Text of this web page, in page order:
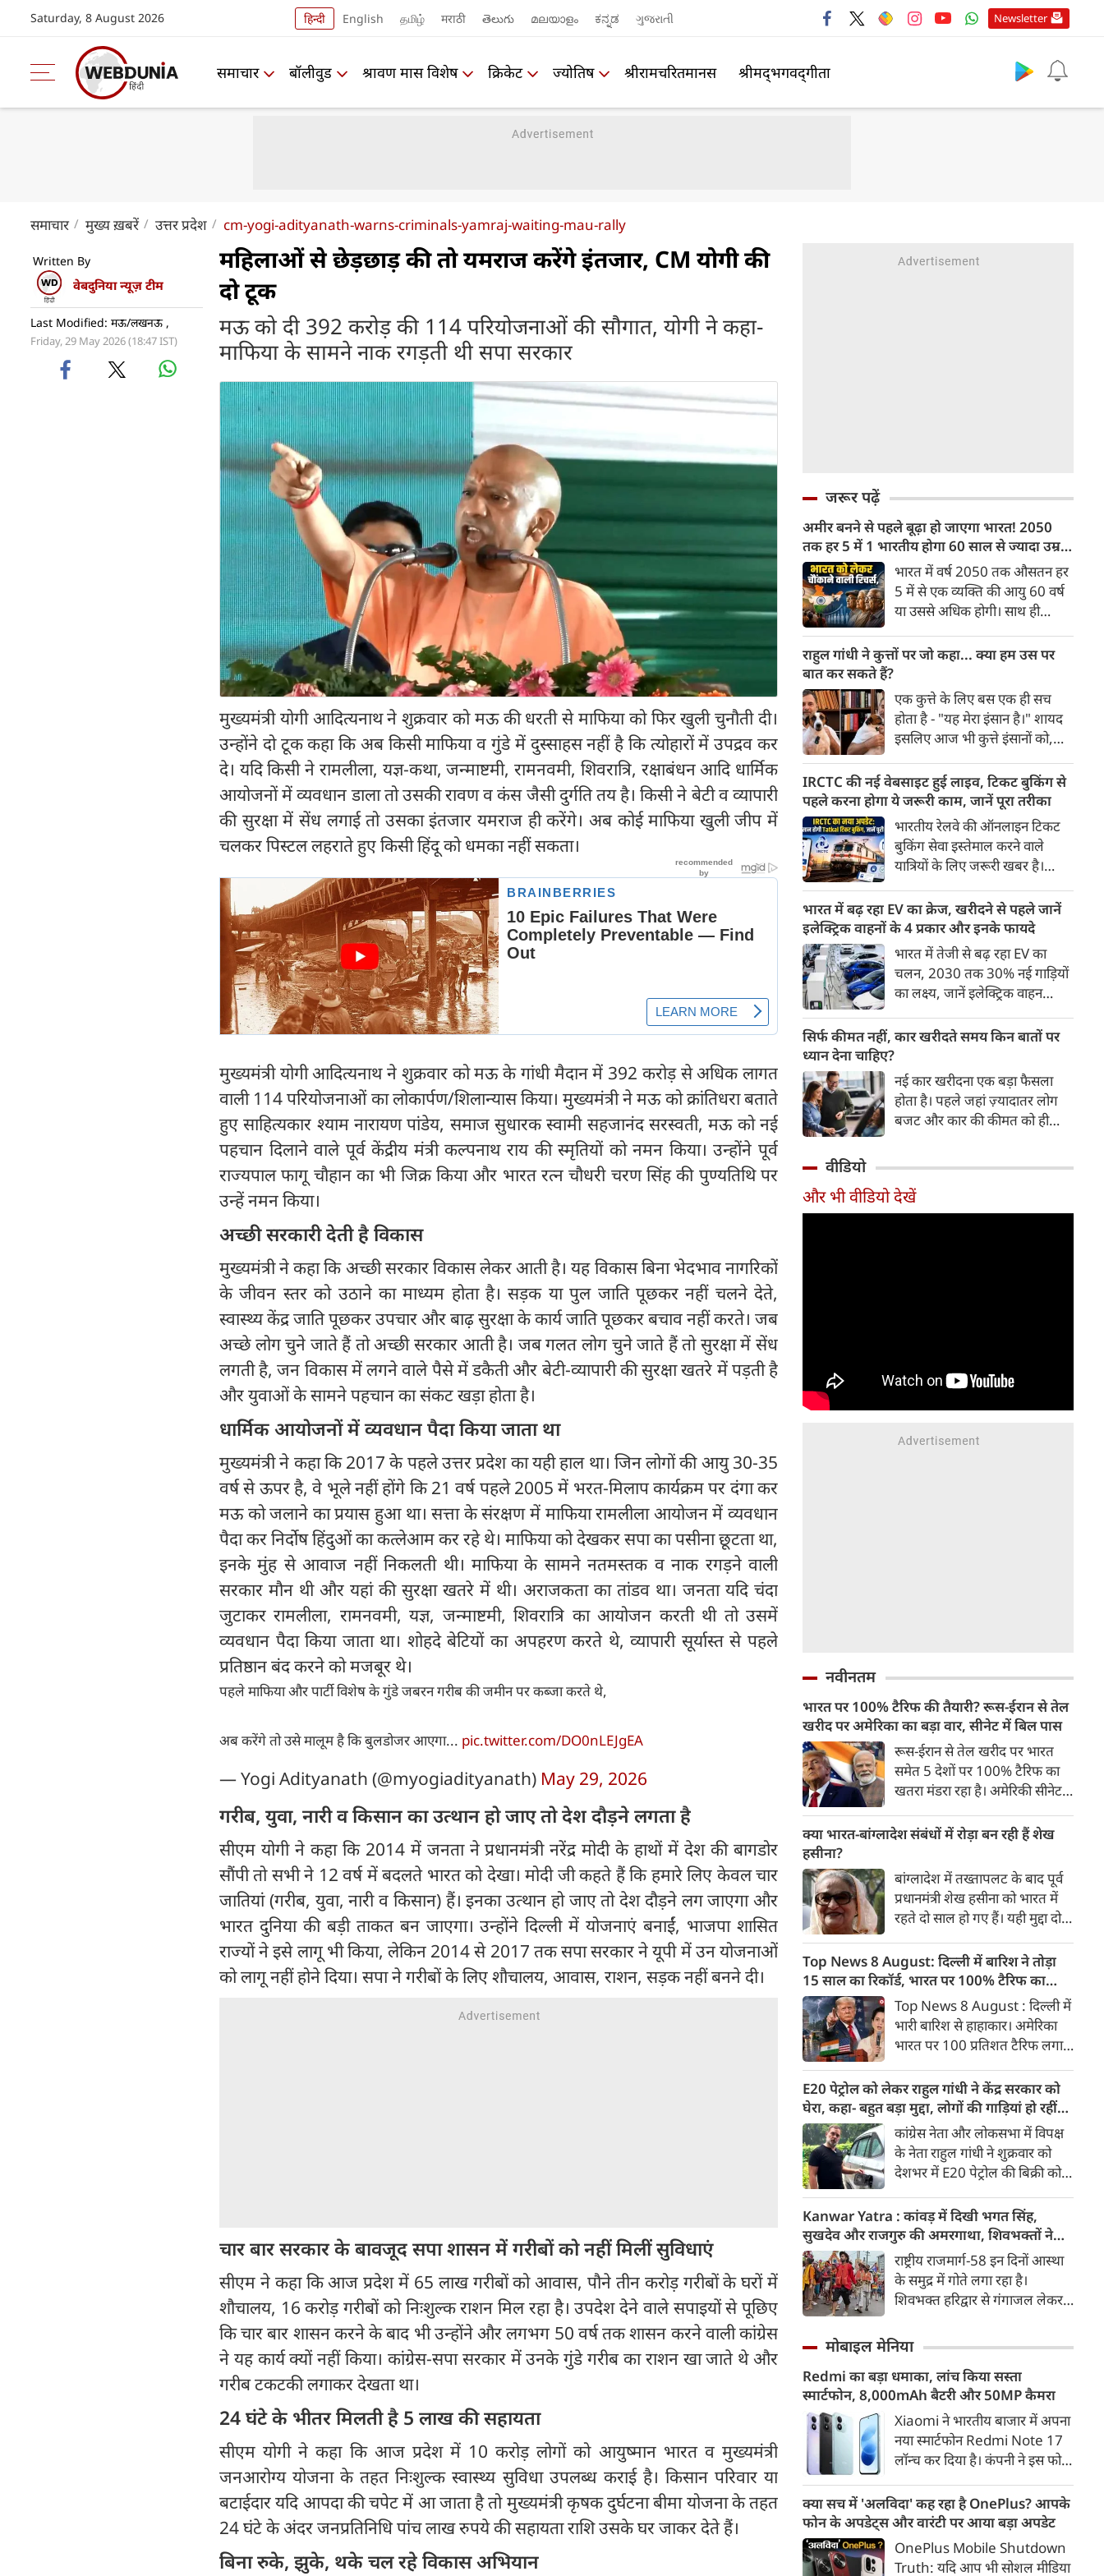
Saturday, 8 August 2026 हिन्दी English தமிழ் मराठी తెలుగు മലയാളം ಕನ್ನಡ ગુજરાતી Newsletter
समाचार बॉलीवुड श्रावण मास विशेष क्रिकेट ज्योतिष श्रीरामचरितमानस श्रीमद्‍भगवद्‍गीता
समाचार मुख्य ख़बरें उत्तर प्रदेश cm-yogi-adityanath-warns-criminals-yamraj-waiting-mau-rally
Written By
वेबदुनिया न्यूज़ टीम
Last Modified: मऊ/लखनऊ ,
Friday, 29 May 2026 (18:47 IST)
महिलाओं से छेड़छाड़ की तो यमराज करेंगे इंतजार, CM योगी की
दो टूक
मऊ को दी 392 करोड़ की 114 परियोजनाओं की सौगात, योगी ने कहा-
माफिया के सामने नाक रगड़ती थी सपा सरकार
मुख्यमंत्री योगी आदित्यनाथ ने शुक्रवार को मऊ की धरती से माफिया को फिर खुली चुनौती दी।
उन्होंने दो टूक कहा कि अब किसी माफिया व गुंडे में दुस्साहस नहीं है कि त्योहारों में उपद्रव कर
दे। यदि किसी ने रामलीला, यज्ञ-कथा, जन्माष्टमी, रामनवमी, शिवरात्रि, रक्षाबंधन आदि धार्मिक
आयोजनों में व्यवधान डाला तो उसकी रावण व कंस जैसी दुर्गति तय है। किसी ने बेटी व व्यापारी
की सुरक्षा में सेंध लगाई तो उसका इंतजार यमराज ही करेंगे। अब कोई माफिया खुली जीप में
चलकर पिस्टल लहराते हुए किसी हिंदू को धमका नहीं सकता।
मुख्यमंत्री योगी आदित्यनाथ ने शुक्रवार को मऊ के गांधी मैदान में 392 करोड़ से अधिक लागत
वाली 114 परियोजनाओं का लोकार्पण/शिलान्यास किया। मुख्यमंत्री ने मऊ को क्रांतिधरा बताते
हुए साहित्यकार श्याम नारायण पांडेय, समाज सुधारक स्वामी सहजानंद सरस्वती, मऊ को नई
पहचान दिलाने वाले पूर्व केंद्रीय मंत्री कल्पनाथ राय की स्मृतियों को नमन किया। उन्होंने पूर्व
राज्यपाल फागू चौहान का भी जिक्र किया और भारत रत्न चौधरी चरण सिंह की पुण्यतिथि पर
उन्हें नमन किया।
अच्छी सरकारी देती है विकास
मुख्यमंत्री ने कहा कि अच्छी सरकार विकास लेकर आती है। यह विकास बिना भेदभाव नागरिकों
के जीवन स्तर को उठाने का माध्यम होता है। सड़क या पुल जाति पूछकर नहीं चलने देते,
स्वास्थ्य केंद्र जाति पूछकर उपचार और बाढ़ सुरक्षा के कार्य जाति पूछकर बचाव नहीं करते। जब
अच्छे लोग चुने जाते हैं तो अच्छी सरकार आती है। जब गलत लोग चुने जाते हैं तो सुरक्षा में सेंध
लगती है, जन विकास में लगने वाले पैसे में डकैती और बेटी-व्यापारी की सुरक्षा खतरे में पड़ती है
और युवाओं के सामने पहचान का संकट खड़ा होता है।
धार्मिक आयोजनों में व्यवधान पैदा किया जाता था
मुख्यमंत्री ने कहा कि 2017 के पहले उत्तर प्रदेश का यही हाल था। जिन लोगों की आयु 30-35
वर्ष से ऊपर है, वे भूले नहीं होंगे कि 21 वर्ष पहले 2005 में भरत-मिलाप कार्यक्रम पर दंगा कर
मऊ को जलाने का प्रयास हुआ था। सत्ता के संरक्षण में माफिया रामलीला आयोजन में व्यवधान
पैदा कर निर्दोष हिंदुओं का कत्लेआम कर रहे थे। माफिया को देखकर सपा का पसीना छूटता था,
इनके मुंह से आवाज नहीं निकलती थी। माफिया के सामने नतमस्तक व नाक रगड़ने वाली
सरकार मौन थी और यहां की सुरक्षा खतरे में थी। अराजकता का तांडव था। जनता यदि चंदा
जुटाकर रामलीला, रामनवमी, यज्ञ, जन्माष्टमी, शिवरात्रि का आयोजन करती थी तो उसमें
व्यवधान पैदा किया जाता था। शोहदे बेटियों का अपहरण करते थे, व्यापारी सूर्यास्त से पहले
प्रतिष्ठान बंद करने को मजबूर थे।
पहले माफिया और पार्टी विशेष के गुंडे जबरन गरीब की जमीन पर कब्जा करते थे,
अब करेंगे तो उसे मालूम है कि बुलडोजर आएगा... pic.twitter.com/DO0nLEJgEA
— Yogi Adityanath (@myogiadityanath) May 29, 2026
गरीब, युवा, नारी व किसान का उत्थान हो जाए तो देश दौड़ने लगता है
सीएम योगी ने कहा कि 2014 में जनता ने प्रधानमंत्री नरेंद्र मोदी के हाथों में देश की बागडोर
सौंपी तो सभी ने 12 वर्ष में बदलते भारत को देखा। मोदी जी कहते हैं कि हमारे लिए केवल चार
जातियां (गरीब, युवा, नारी व किसान) हैं। इनका उत्थान हो जाए तो देश दौड़ने लग जाएगा और
भारत दुनिया की बड़ी ताकत बन जाएगा। उन्होंने दिल्ली में योजनाएं बनाईं, भाजपा शासित
राज्यों ने इसे लागू भी किया, लेकिन 2014 से 2017 तक सपा सरकार ने यूपी में उन योजनाओं
को लागू नहीं होने दिया। सपा ने गरीबों के लिए शौचालय, आवास, राशन, सड़क नहीं बनने दी।
चार बार सरकार के बावजूद सपा शासन में गरीबों को नहीं मिलीं सुविधाएं
सीएम ने कहा कि आज प्रदेश में 65 लाख गरीबों को आवास, पौने तीन करोड़ गरीबों के घरों में
शौचालय, 16 करोड़ गरीबों को निःशुल्क राशन मिल रहा है। उपदेश देने वाले सपाइयों से पूछिए
कि चार बार शासन करने के बाद भी उन्होंने और लगभग 50 वर्ष तक शासन करने वाली कांग्रेस
ने यह कार्य क्यों नहीं किया। कांग्रेस-सपा सरकार में उनके गुंडे गरीब का राशन खा जाते थे और
गरीब टकटकी लगाकर देखता था।
24 घंटे के भीतर मिलती है 5 लाख की सहायता
सीएम योगी ने कहा कि आज प्रदेश में 10 करोड़ लोगों को आयुष्मान भारत व मुख्यमंत्री
जनआरोग्य योजना के तहत निःशुल्क स्वास्थ्य सुविधा उपलब्ध कराई है। किसान परिवार या
बटाईदार यदि आपदा की चपेट में आ जाता है तो मुख्यमंत्री कृषक दुर्घटना बीमा योजना के तहत
24 घंटे के अंदर जनप्रतिनिधि पांच लाख रुपये की सहायता राशि उसके घर जाकर देते हैं।
बिना रुके, झुके, थके चल रहे विकास अभियान
जरूर पढ़ें
अमीर बनने से पहले बूढ़ा हो जाएगा भारत! 2050
तक हर 5 में 1 भारतीय होगा 60 साल से ज्यादा उम्र
का
भारत में वर्ष 2050 तक औसतन हर
5 में से एक व्यक्ति की आयु 60 वर्ष
या उससे अधिक होगी। साथ ही
भारत में रहेंगे। ‘ट्रांसफॉर्म रूरल
अनुसार भारत विकसित देशों के
विपरीत समृद्ध बनने से पहले ही वृद्ध
होती आबादी वाले देश की श्रेणी में
पहुंच रहा है।
राहुल गांधी ने कुत्तों पर जो कहा... क्या हम उस पर
बात कर सकते हैं?
एक कुत्ते के लिए बस एक ही सच
होता है - "यह मेरा इंसान है।" शायद
इसलिए आज भी कुत्ते इंसानों को,
भू-राजनीति से लेकर कृत्रिम
बुद्धिमत्ता, जलवायु परिवर्तन से लेकर
क्रिकेट तक हर विषय पर बहस कर
सकते हैं, तो उस जीव पर भी एक
गंभीर चर्चा बनती है जिसने किसी भी
सभ्यता से पहले इंसान का साथ चुना
था। दुर्भाग्य यह है कि आज कुत्तों के
बारे में हमारी राय पशु-चिकित्सकों,
व्यवहार वैज्ञानिकों या विशेषज्ञों से
कम... और व्हाट्सऐप यूनिवर्सिटी से
ज़्यादा बनती है।
IRCTC की नई वेबसाइट हुई लाइव, टिकट बुकिंग से
पहले करना होगा ये जरूरी काम, जानें पूरा तरीका
भारतीय रेलवे की ऑनलाइन टिकट
बुकिंग सेवा इस्तेमाल करने वाले
यात्रियों के लिए जरूरी खबर है।
वेबसाइट का बीटा वर्जन लॉन्च कर
दिया है। करीब 24 साल पुराने
इंटरफेस के बाद वेबसाइट को नए
डिजाइन और कई नए फीचर्स के साथ
अपडेट किया गया है।
भारत में बढ़ रहा EV का क्रेज, खरीदने से पहले जानें
इलेक्ट्रिक वाहनों के 4 प्रकार और इनके फायदे
भारत में तेजी से बढ़ रहा EV का
चलन, 2030 तक 30% नई गाड़ियों
का लक्ष्य, जानें इलेक्ट्रिक वाहन
200 अरब रुपए का मौका
सिर्फ कीमत नहीं, कार खरीदते समय किन बातों पर
ध्यान देना चाहिए?
नई कार खरीदना एक बड़ा फैसला
होता है। पहले जहां ज़्यादातर लोग
बजट और कार की कीमत को ही
खरीदते समय किन बातों पर ध्यान
देना चाहिए।
वीडियो
और भी वीडियो देखें
नवीनतम
भारत पर 100% टैरिफ की तैयारी? रूस-ईरान से तेल
खरीद पर अमेरिका का बड़ा वार, सीनेट में बिल पास
रूस-ईरान से तेल खरीद पर भारत
समेत 5 देशों पर 100% टैरिफ का
खतरा मंडरा रहा है। अमेरिकी सीनेट ने
अगर कांग्रेस से भी इस बिल को
डोनाल्ड ट्रंप के हस्ताक्षर के बाद
अमेरिका रूस-ईरान से तेल खरीद पर
भारत पर 100% टैरिफ का रास्ता
साफ हो जाएगा।
क्या भारत-बांग्लादेश संबंधों में रोड़ा बन रही हैं शेख
हसीना?
बांग्लादेश में तख्तापलट के बाद पूर्व
प्रधानमंत्री शेख हसीना को भारत में
रहते दो साल हो गए हैं। यही मुद्दा दोनों
सबसे बड़ा रोड़ा बना हुआ है। शेख
हसीना दोनों देशों के लिए बेहद अहम
हैं।
Top News 8 August: दिल्ली में बारिश ने तोड़ा
15 साल का रिकॉर्ड, भारत पर 100% टैरिफ का
खतरा; Gen Z पर कंगना का यू-टर्नTop News 8 August : दिल्ली में
भारी बारिश से हाहाकार। अमेरिका
भारत पर 100 प्रतिशत टैरिफ लगाने
कंगना रनौत ने Gen Z को भारत की
‘सबसे बड़ी ताकत’ बताया है।
प्रयागराज में युवाओं से बात करेंगे
राहुल गांधी। बुजुर्ग पेंशनभोगियों का
केन्द्र सरकार को अल्टीमेटम। 8
अगस्त की बड़ी खबरें :
E20 पेट्रोल को लेकर राहुल गांधी ने केंद्र सरकार को
घेरा, कहा- बहुत बड़ा मुद्दा, लोगों की गाड़ियां हो रहीं
खराब, BJP ने बताया खराब पटकथा
कांग्रेस नेता और लोकसभा में विपक्ष
के नेता राहुल गांधी ने शुक्रवार को
देशभर में E20 पेट्रोल की बिक्री को
दिया। उन्होंने E20 को ‘बहुत बड़ा
मुद्दा’ बताते हुए आरोप लगाया कि
इसके इस्तेमाल से वाहनों को नुकसान
हो रहा है और इसका आर्थिक बोझ
आम उपभोक्ताओं पर पड़ रहा है।
Kanwar Yatra : कांवड़ में दिखी भगत सिंह,
सुखदेव और राजगुरु की अमरगाथा, शिवभक्तों ने
अनोखे अंदाज में दी श्रद्धांजलिराष्ट्रीय राजमार्ग-58 इन दिनों आस्था
के समुद्र में गोते लगा रहा है।
शिवभक्त हरिद्वार से गंगाजल लेकर
है। लाखों शिवभक्तों के बीच रंग-
का ध्यान बरबस अपनी ओर खींच रही
हैं। लेकिन ऐसे में जब शिव चौक से
एक गुजरी कांवड़ ने लोगों के दिलों को
गहराई तक छू लिया। यह केवल
कांवड़ नहीं थी, बल्कि देश की
समर्पित एक चलती-फिरती श्रद्धांजलि
थी।
मोबाइल मेनिया
Redmi का बड़ा धमाका, लांच किया सस्ता
स्मार्टफोन, 8,000mAh बैटरी और 50MP कैमरा
Xiaomi ने भारतीय बाजार में अपना
नया स्मार्टफोन Redmi Note 17
लॉन्च कर दिया है। कंपनी ने इस फोन
डिस्प्ले, 8,000mAh की बड़ी बैटरी
और Qualcomm Snapdragon
चिपसेट के साथ पेश किया है। फोन में
50MP का मेन कैमरा दिया गया है।
क्या सच में 'अलविदा' कह रहा है OnePlus? आपके
फोन के अपडेट्स और वारंटी पर आया बड़ा अपडेट
OnePlus Mobile Shutdown
Truth: यदि आप भी सोशल मीडिया